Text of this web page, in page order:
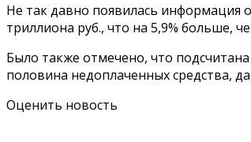
Не так давно появилась информация
триллиона руб., что на 5,9% больше,
Было также отмечено, что
половина недоплаченных средства,
Оценить новость